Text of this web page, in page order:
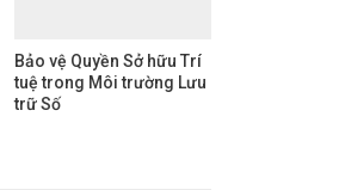
Bảo vệ Quyền Sở hữu Trí
tuệ trong Môi trường Lưu
trữ Số